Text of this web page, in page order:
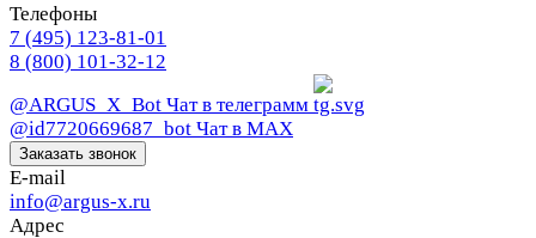
Телефоны
7 (495) 123-81-01
8 (800) 101-32-12
@ARGUS_X_Bot Чат в телеграмм
@id7720669687_bot Чат в МАХ
Заказать звонок
E-mail
info@argus-x.ru
Адрес